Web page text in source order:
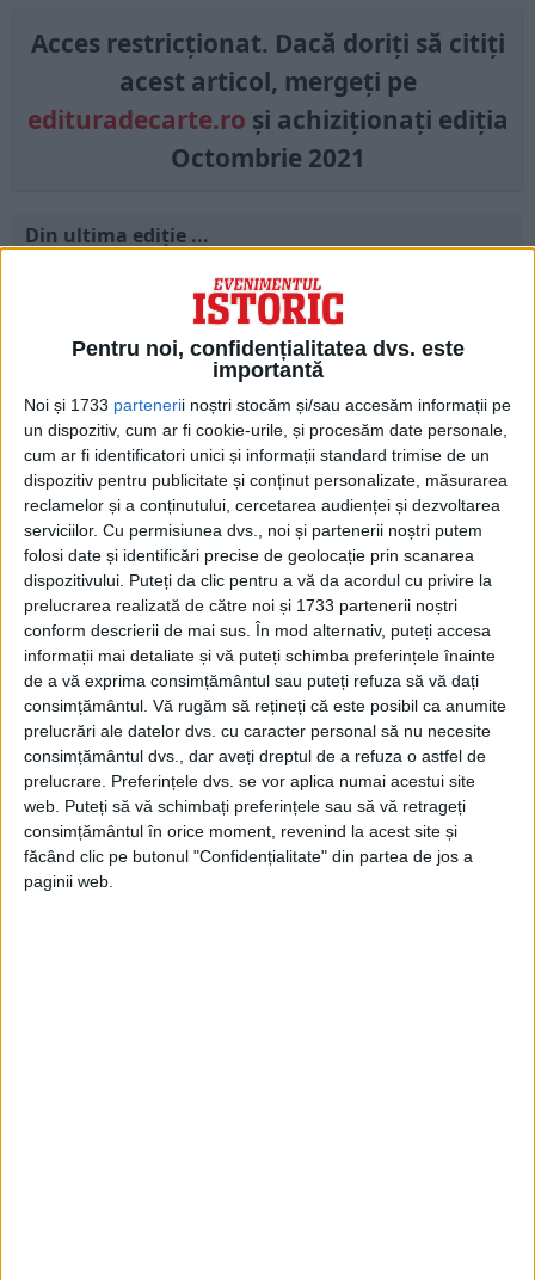
Pentru noi, confidențialitatea dvs. este
importantă
Noi și 1733 partenerii noștri stocăm și/sau accesăm informații pe
un dispozitiv, cum ar fi cookie-urile, și procesăm date personale,
cum ar fi identificatori unici și informații standard trimise de un
dispozitiv pentru publicitate și conținut personalizate, măsurarea
reclamelor și a conținutului, cercetarea audienței și dezvoltarea
serviciilor. Cu permisiunea dvs., noi și partenerii noștri putem
folosi date și identificări precise de geolocație prin scanarea
dispozitivului. Puteți da clic pentru a vă da acordul cu privire la
prelucrarea realizată de către noi și 1733 partenerii noștri
conform descrierii de mai sus. În mod alternativ, puteți accesa
informații mai detaliate și vă puteți schimba preferințele înainte
de a vă exprima consimțământul sau puteți refuza să vă dați
consimțământul. Vă rugăm să rețineți că este posibil ca anumite
prelucrări ale datelor dvs. cu caracter personal să nu necesite
consimțământul dvs., dar aveți dreptul de a refuza o astfel de
prelucrare. Preferințele dvs. se vor aplica numai acestui site
web. Puteți să vă schimbați preferințele sau să vă retrageți
consimțământul în orice moment, revenind la acest site și
făcând clic pe butonul "Confidențialitate" din partea de jos a
paginii web.
Acces restricționat. Dacă doriți să citiți
acest articol, mergeți pe
edituradecarte.ro și achiziționați ediția
Octombrie 2021
Din ultima ediție ...
Regina României
Carol al II-lea și acțiunile sale care au ruinat
România Mare
Afaceri oneroase care au marcat România
modernă: Strousberg și Hallier
ETICHETE:
PUBLICAT IN CATEGORIILE: OCTOMBRIE 2021
DISTRIBUIE ȘTIREA:
FACEBOOK
DACĂ VA PLAC MATERIALELE PUBLICATE, VA INVITĂM SĂ NE URMĂRIȚI
ȘI PE
PAGINA NOASTRĂ DE FACEBOOK
RECOMANDARI PENTRU TINE
Istoria sloturilor: de la primele aparate
la sloturile online
Istoria dezvoltării cazinourilor în
România: de la saloane sociale, la era
digitală